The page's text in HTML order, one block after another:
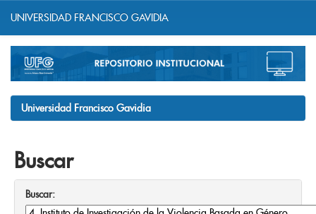
navigation
UNIVERSIDAD FRANCISCO GAVIDIA
Universidad Francisco Gavidia
Buscar
Buscar: